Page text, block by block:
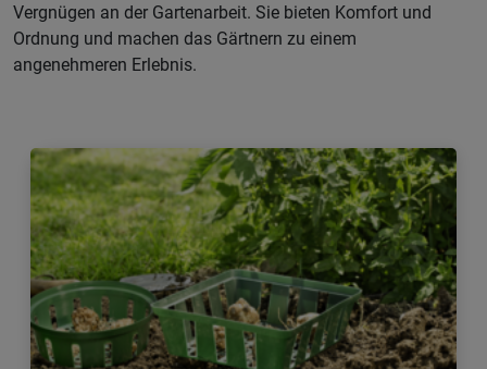
Vergnügen an der Gartenarbeit. Sie bieten Komfort und
Ordnung und machen das Gärtnern zu einem
angenehmeren Erlebnis.